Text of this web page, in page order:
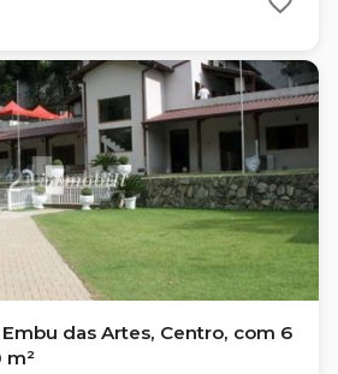
das Artes, Centro, com 6
m²